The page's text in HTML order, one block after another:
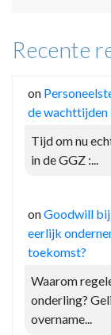
Recente
on
de wachttijden
Tijd om nu
in de GGZ :...
onGoodwill
eerlijk
toekomst?
Waarom
onderling?
overname...